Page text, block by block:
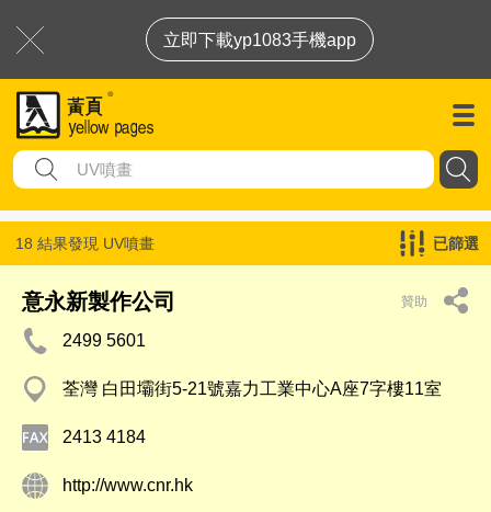
立即下載yp1083手機app
18 結果發現 UV噴畫 已篩選
意永新製作公司 贊助
2499 5601
荃灣 白田壩街5-21號嘉力工業中心A座7字樓11室
2413 4184
http://www.cnr.hk